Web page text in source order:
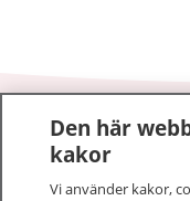
1177–tryggt
På 1177.se får du
Den här
kakor
Vi använder kakor,